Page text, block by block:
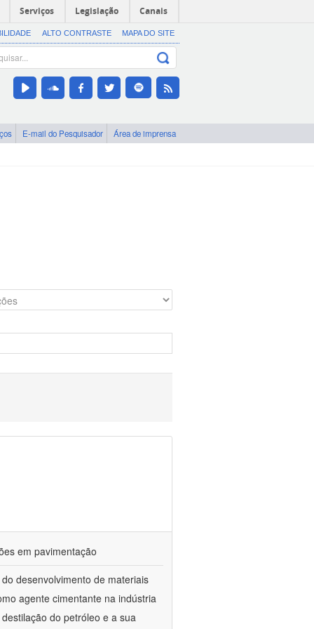
Serviços Legislação Canais
ALTO CONTRASTE MAPA DO SITE
E-mail do Pesquisador Área de imprensa
em pavimentação
desenvolvimento de materiais
agente cimentante na indústria
do petróleo e a sua